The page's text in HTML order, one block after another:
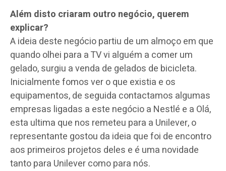
Além disto criaram outro negócio, querem
explicar?
A ideia deste negócio partiu de um almoço em que
quando olhei para a TV vi alguém a comer um
gelado, surgiu a venda de gelados de bicicleta.
Inicialmente fomos ver o que existia e os
equipamentos, de seguida contactamos algumas
empresas ligadas a este negócio a Nestlé e a Olá,
esta ultima que nos remeteu para a Unilever, o
representante gostou da ideia que foi de encontro
aos primeiros projetos deles e é uma novidade
tanto para Unilever como para nós.